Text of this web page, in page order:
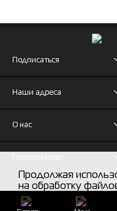
Подписаться
Наши адреса
О нас
©
Продолжая
на обработку
конфиденциальности